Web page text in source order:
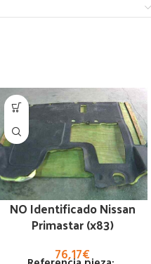
NO Identificado Nissan
Primastar (x83)
76,17€